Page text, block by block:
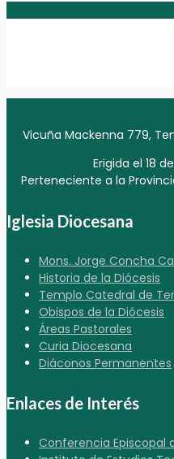
Vicuña Mackenna 779,
Erigida el 18
Perteneciente a la
Iglesia Diocesana
Mons. Jorge Concha
Historia de la Diócesis
Templo Catedral de
Obispos de la Diócesis
Áreas Pastorales
Curia Diocesana
Diáconos Permanentes
Enlaces de Interés
Conferencia Episcopal